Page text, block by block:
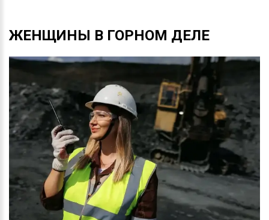
ЖЕНЩИНЫ В ГОРНОМ ДЕЛЕ